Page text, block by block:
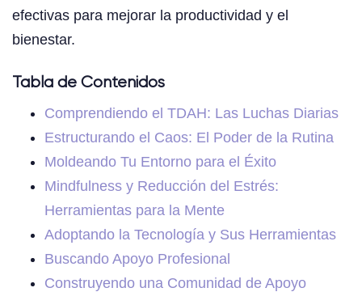
efectivas para mejorar la productividad y el
bienestar.
Tabla de Contenidos
Comprendiendo el TDAH: Las Luchas Diarias
Estructurando el Caos: El Poder de la Rutina
Moldeando Tu Entorno para el Éxito
Mindfulness y Reducción del Estrés:
Herramientas para la Mente
Adoptando la Tecnología y Sus Herramientas
Buscando Apoyo Profesional
Construyendo una Comunidad de Apoyo